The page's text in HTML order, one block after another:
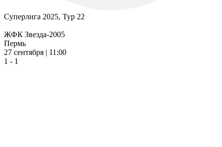
Суперлига 2025, Тур 22
ЖФК Звезда-2005
Пермь
27 сентября | 11:00
1 - 1